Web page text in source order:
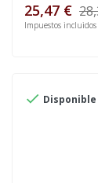
25,47 €
Impuestos incluidos
 Disponible